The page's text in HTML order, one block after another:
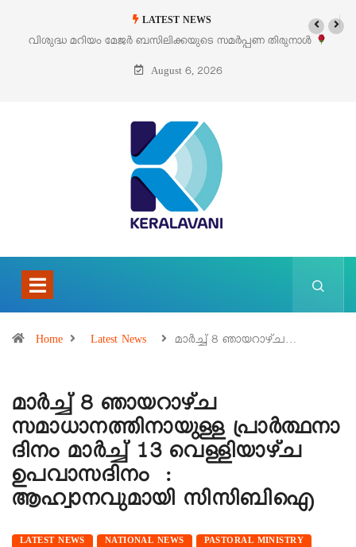
LATEST NEWS
‘പെറ്റൽസ്’ ലൈഫ് സ്റ്റൈൽ എക്സിബിഷനും സെയിലും ഓഗസ്റ്റ് 8-
പെരുമാനൂരിൽ
August 6, 2026
Home Latest News മാര്‍ച്ച് 8 ഞായറാഴ്ച…
മാര്‍ച്ച് 8 ഞായറാഴ്ച
സമാധാനത്തിനായുള്ള പ്രാര്‍ത്ഥനാ
ദിനം മാര്‍ച്ച് 13 വെള്ളിയാഴ്ച
ഉപവാസദിനം :
ആഹ്വാനവുമായി സിസിബിഐ
LATEST NEWS NATIONAL NEWS PASTORAL MINISTRY